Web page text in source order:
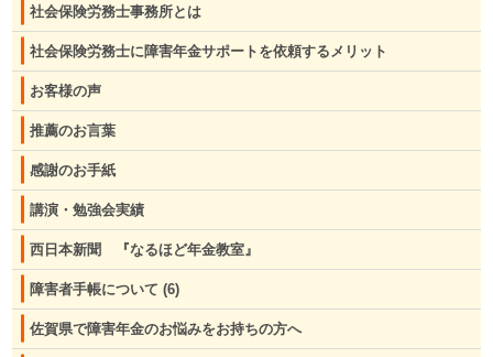
社会保険労務士事務所とは
社会保険労務士に障害年金サポートを依頼するメリット
お客様の声
推薦のお言葉
感謝のお手紙
講演・勉強会実績
西日本新聞 『なるほど年金教室』
障害者手帳について (6)
佐賀県で障害年金のお悩みをお持ちの方へ